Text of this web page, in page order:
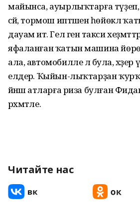
майынса, ауырлыҡтарға түҙеп,
әсәй, тормош иптәшенә һөйөклә
дауам итә. Гел генә такси
яфаланған ҡатын машина
ала, автомобилле лә була,
елдерә. Ҡыйын-лыҡтарҙан
йәнәшә атларға риза булған
рәхмәтле.
Читайте нас